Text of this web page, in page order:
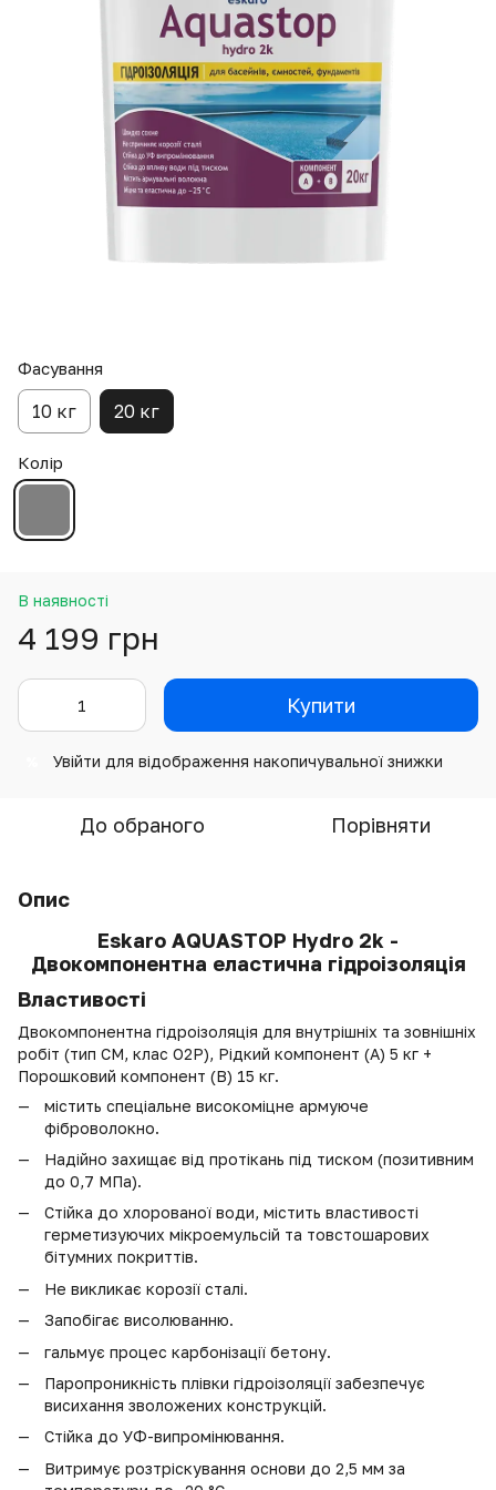
Фасування
10 кг 20 кг
Колір
В наявності
4 199 грн
Купити
Увійти для відображення накопичувальної знижки
До обраного Порівняти
Опис
Eskaro AQUASTOP Hydro 2k -
Двокомпонентна еластична гідроізоляція
Властивості
Двокомпонентна гідроізоляція для внутрішніх та зовнішніх
робіт (тип CM, клас O2P), Рідкий компонент (А) 5 кг +
Порошковий компонент (В) 15 кг.
містить спеціальне високоміцне армуюче
фіброволокно.
Надійно захищає від протікань під тиском (позитивним
до 0,7 МПа).
Стійка до хлорованої води, містить властивості
герметизуючих мікроемульсій та товстошарових
бітумних покриттів.
Не викликає корозії сталі.
Запобігає висолюванню.
гальмує процес карбонізації бетону.
Паропроникність плівки гідроізоляції забезпечує
висихання зволожених конструкцій.
Стійка до УФ-випромінювання.
Витримує розтріскування основи до 2,5 мм за